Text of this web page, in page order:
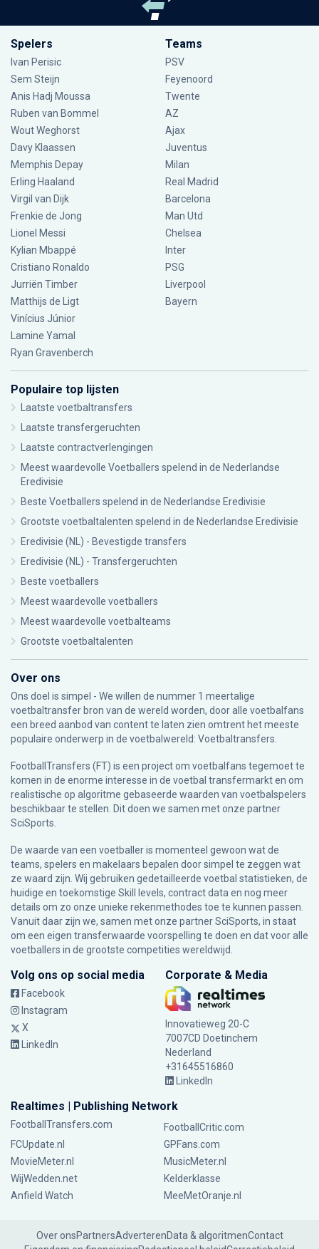
Spelers
Ivan Perisic
Sem Steijn
Anis Hadj Moussa
Ruben van Bommel
Wout Weghorst
Davy Klaassen
Memphis Depay
Erling Haaland
Virgil van Dijk
Frenkie de Jong
Lionel Messi
Kylian Mbappé
Cristiano Ronaldo
Jurriën Timber
Matthijs de Ligt
Vinícius Júnior
Lamine Yamal
Ryan Gravenberch
Teams
PSV
Feyenoord
Twente
AZ
Ajax
Juventus
Milan
Real Madrid
Barcelona
Man Utd
Chelsea
Inter
PSG
Liverpool
Bayern
Populaire top lijsten
Laatste voetbaltransfers
Laatste transfergeruchten
Laatste contractverlengingen
Meest waardevolle Voetballers spelend in de Nederlandse
Eredivisie
Beste Voetballers spelend in de Nederlandse Eredivisie
Grootste voetbaltalenten spelend in de Nederlandse Eredivisie
Eredivisie (NL) - Bevestigde transfers
Eredivisie (NL) - Transfergeruchten
Beste voetballers
Meest waardevolle voetballers
Meest waardevolle voetbalteams
Grootste voetbaltalenten
Over ons
Ons doel is simpel - We willen de nummer 1 meertalige
voetbaltransfer bron van de wereld worden, door alle voetbalfans
een breed aanbod van content te laten zien omtrent het meeste
populaire onderwerp in de voetbalwereld: Voetbaltransfers.
FootballTransfers (FT) is een project om voetbalfans tegemoet te
komen in de enorme interesse in de voetbal transfermarkt en om
realistische op algoritme gebaseerde waarden van voetbalspelers
beschikbaar te stellen. Dit doen we samen met onze partner
SciSports
De waarde van een voetballer is momenteel gewoon wat de
teams, spelers en makelaars bepalen door simpel te zeggen wat
ze waard zijn. Wij gebruiken gedetailleerde voetbal statistieken, de
huidige en toekomstige Skill levels, contract data en nog meer
details om zo onze unieke rekenmethodes toe te kunnen passen.
Vanuit daar zijn we, samen met onze partner SciSports, in staat
om een eigen transferwaarde voorspelling te doen en dat voor alle
voetballers in de grootste competities wereldwijd.
Volg ons op social media
Facebook
Instagram
X
LinkedIn
Corporate & Media
Innovatieweg 20-C
7007CD Doetinchem
Nederland
+31645516860
LinkedIn
Realtimes | Publishing Network
FootballTransfers.com
FootballCritic.com
FCUpdate.nl
GPFans.com
MovieMeter.nl
MusicMeter.nl
WijWedden.net
Kelderklasse
Anfield Watch
MeeMetOranje.nl
Over onsPartnersAdverterenData & algoritmenContact